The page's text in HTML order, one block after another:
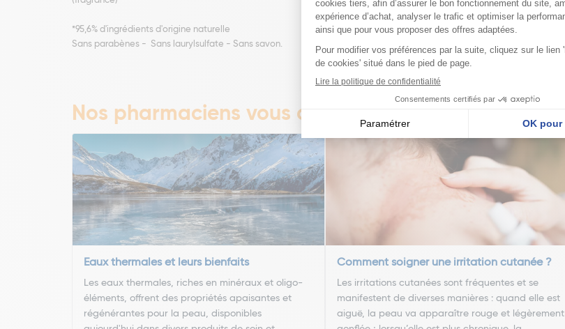
*95,6% d'ingrédients d'origine naturelle
Sans parabènes - Sans laurylsulfate - Sans savon.
Nos pharmaciens vous conseillent
Eaux thermales et leurs bienfaits
Les eaux thermales, riches en minéraux et oligo-
éléments, offrent des propriétés apaisantes et
régénérantes pour la peau, disponibles
Comment soigner une irritation cutanée ?
Les irritations cutanées sont fréquentes et se
manifestent de diverses manières : quand elle est
aiguë, la peau va apparaître rouge et légèrement